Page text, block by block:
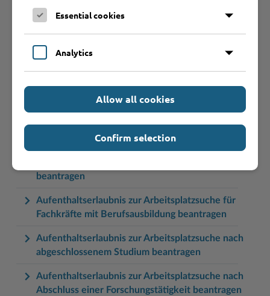
Aufenthaltserlaubnis zum Zwecke des Studiums
beantragen
Aufenthaltserlaubnis zur Anerkennung der
Berufsqualifikation während einer Beschäftigung
beantragen
Aufenthaltserlaubnis zur Ablegung einer Prüfung
zur Anerkennung einer ausländischen
Berufsqualifikation beantragen
beantragen
Aufenthaltserlaubnis zur Arbeitsplatzsuche für
Fachkräfte mit Berufsausbildung beantragen
Aufenthaltserlaubnis zur Arbeitsplatzsuche nach
abgeschlossenem Studium beantragen
Aufenthaltserlaubnis zur Arbeitsplatzsuche nach
Abschluss einer Forschungstätigkeit beantragen
Essential cookies
Analytics
Allow all cookies
Confirm selection